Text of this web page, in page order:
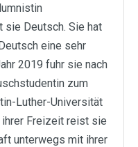
sie Deutsch. Sie hat
eine sehr
2019 fuhr sie nach
zum
Luther-Universität
ihrer Freizeit reist sie
unterwegs mit ihrer